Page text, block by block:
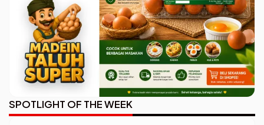
SPOTLIGHT OF THE WEEK